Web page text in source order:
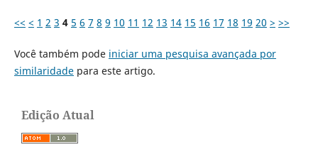
<< < 1 2 3 4 5 6 7 8 9 10 11 12 13 14 15 16 17 18 19 20 > >>
Você também pode iniciar uma pesquisa avançada por
similaridadepara este artigo.
Edição Atual